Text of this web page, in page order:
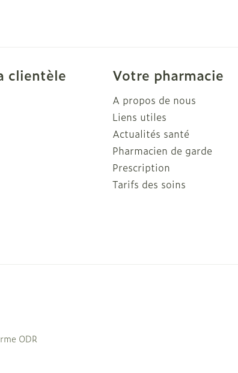
clientèle Votre pharmacie
A propos de nous
Liens utiles
Actualités santé
Pharmacien de garde
Prescription
Tarifs des soins
ODR